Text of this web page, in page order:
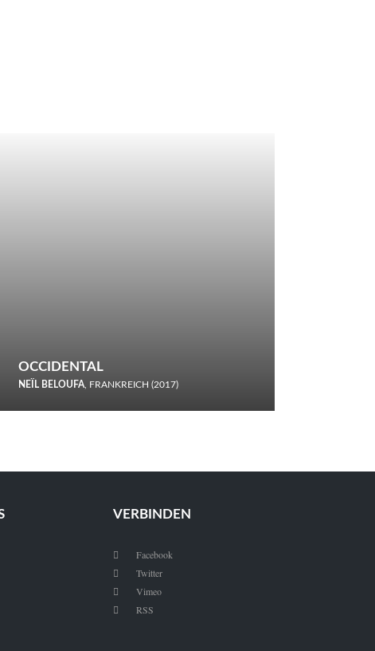
OCCIDENTAL
NEÏL BELOUFA, FRANKREICH (2017)
VERBINDEN
 Facebook
 Twitter
 Vimeo
 RSS